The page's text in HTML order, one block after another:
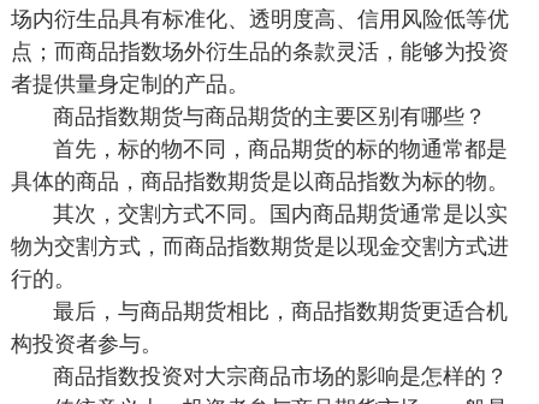
场内衍生品具有标准化、透明度高、信用风险低等优
点；而商品指数场外衍生品的条款灵活，能够为投资
者提供量身定制的产品。
商品指数期货与商品期货的主要区别有哪些？
首先，标的物不同，商品期货的标的物通常都是
具体的商品，商品指数期货是以商品指数为标的物。
其次，交割方式不同。国内商品期货通常是以实
物为交割方式，而商品指数期货是以现金交割方式进
行的。
最后，与商品期货相比，商品指数期货更适合机
构投资者参与。
商品指数投资对大宗商品市场的影响是怎样的？